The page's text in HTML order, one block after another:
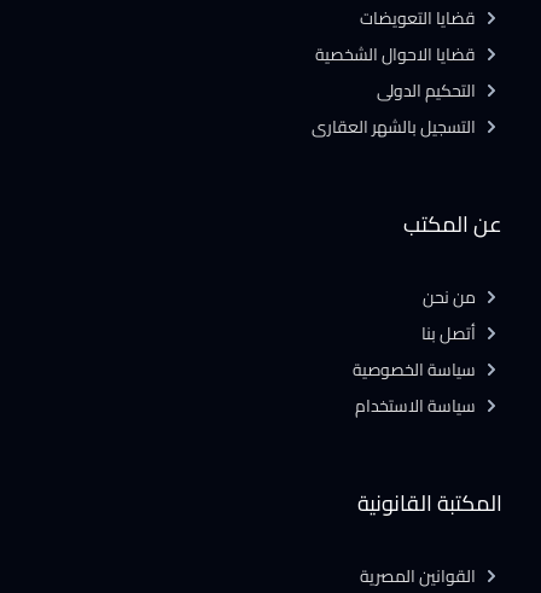
المكتبة القانونية
القوانين المصرية
عن المكتب
من نحن
أتصل بنا
سياسة الخصوصية
سياسة الاستخدام
قضايا التعويضات
قضايا الاحوال الشخصية
التحكيم الدولى
التسجيل بالشهر العقارى